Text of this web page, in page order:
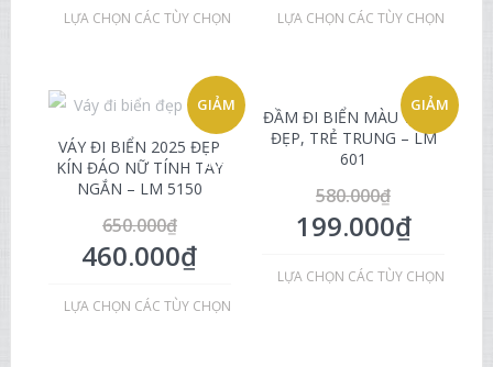
LỰA CHỌN CÁC TÙY CHỌN LỰA CHỌN CÁC TÙY CHỌN
GIẢM
GIÁ!
VÁY ĐI BIỂN 2025 ĐẸP
KÍN ĐÁO NỮ TÍNH TAY
NGẮN – LM 5150
650.000₫
460.000₫
LỰA CHỌN CÁC TÙY CHỌN
GIẢM
ĐẦM ĐI BIỂN MÀU VÀNG
ĐẸP, TRẺ TRUNG – LM
601
580.000₫
199.000₫
LỰA CHỌN CÁC TÙY CHỌN